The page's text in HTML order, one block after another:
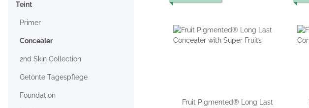
Fruit Pigmented® Long Last
Teint
Primer
Concealer
2nd Skin Collection
Getönte Tagespflege
Foundation